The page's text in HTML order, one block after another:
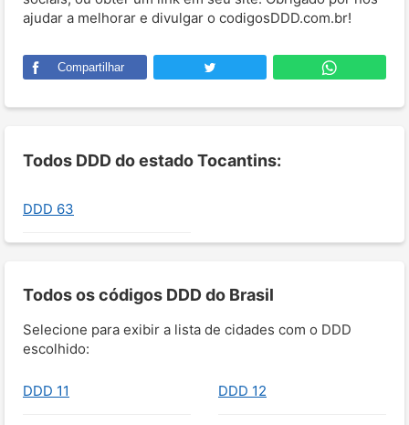
ajudar a melhorar e divulgar o codigosDDD.com.br!
Compartilhar
Todos DDD do estado Tocantins:
DDD 63
Todos os códigos DDD do Brasil
Selecione para exibir a lista de cidades com o DDD
escolhido:
DDD 11 DDD 12